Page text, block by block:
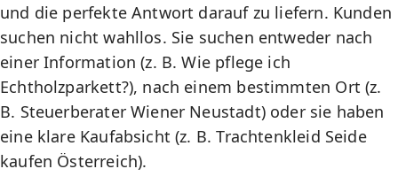
und die perfekte Antwort darauf zu liefern. Kunden
suchen nicht wahllos. Sie suchen entweder nach
einer Information (z. B. Wie pflege ich
Echtholzparkett?), nach einem bestimmten Ort (z.
B. Steuerberater Wiener Neustadt) oder sie haben
eine klare Kaufabsicht (z. B. Trachtenkleid Seide
kaufen Österreich).